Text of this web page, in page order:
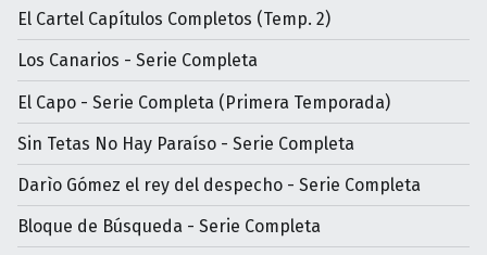
El Cartel Capítulos Completos (Temp. 2)
Los Canarios - Serie Completa
El Capo - Serie Completa (Primera Temporada)
Sin Tetas No Hay Paraíso - Serie Completa
Darìo Gómez el rey del despecho - Serie Completa
Bloque de Búsqueda - Serie Completa